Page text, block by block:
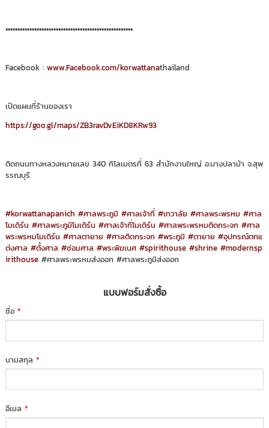
•••••••••••••••••••••••••••••••••••••••••••••••••••••
Facebook :www.Facebook.com/korwattanathailand
เปิดแผนที่ร้านของเรา
https://goo.gl/maps/ZB3ravDvEiKD8KRw93
ติดถนนทางหลวงหมายเลข 340 กิโลเมตรที่ 63 สำนักงานใหญ่ อ.บางปลาม้า จ.สุพ
รรณบุรี
#korwattanapanich #ศาลพระภูมิ #ศาลเจ้าที่ #เทวาลัย #ศาลพระพรหม #ศาล
โมเดิร์น #ศาลพระภูมิโมเดิร์น #ศาลเจ้าที่โมเดิร์น #ศาลพระพรหมติดกระจก #ศาล
พระพรหมโมเดิร์น #ศาลตายาย #ศาลติดกระจก #พระภูมิ #ตายาย #อุปกรณ์ตกแ
ต่งศาล #ตั้งศาล #ซ่อมศาล #พระพิฆเนศ #spirithouse #shrine #modernsp
irithouse #ศาลพระพรหมส่งออก #ศาลพระภูมิส่งออก
แบบฟอร์มสั่งซื้อ
ชื่อ*
นามสกุล*
อีเมล*